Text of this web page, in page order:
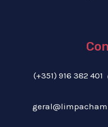
(+351) 916 382 401